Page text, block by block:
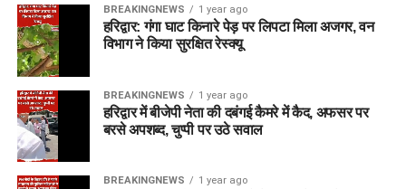
BREAKINGNEWS 1 year ago
हरिद्वार: गंगा घाट किनारे पेड़ पर लिपटा मिला अजगर, वन
विभाग ने किया सुरक्षित रेस्क्यू
BREAKINGNEWS 1 year ago
हरिद्वार में बीजेपी नेता की दबंगई कैमरे में कैद, अफसर पर
बरसे अपशब्द, चुप्पी पर उठे सवाल
BREAKINGNEWS 1 year ago